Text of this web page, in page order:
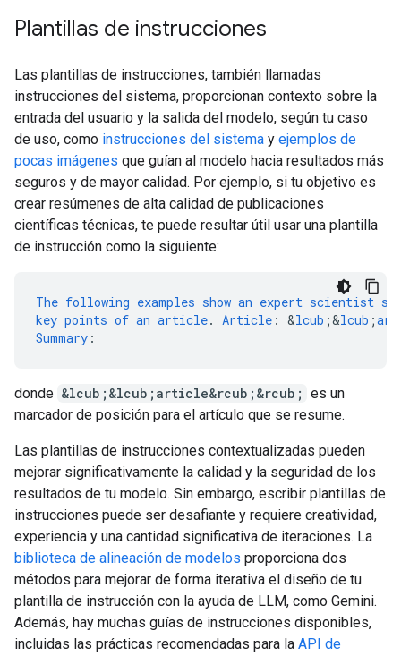
Plantillas de instrucciones
Las plantillas de instrucciones, también llamadas
instrucciones del sistema, proporcionan contexto sobre la
entrada del usuario y la salida del modelo, según tu caso
de uso, como instrucciones del sistema y ejemplos de
pocas imágenes que guían al modelo hacia resultados más
seguros y de mayor calidad. Por ejemplo, si tu objetivo es
crear resúmenes de alta calidad de publicaciones
científicas técnicas, te puede resultar útil usar una plantilla
de instrucción como la siguiente:
The following examples show an expert scientist
key points of an article. Article : &lcub ;&lcub ;
Summary :
donde &lcub;&lcub;article&rcub;&rcub; es un
marcador de posición para el artículo que se resume.
Las plantillas de instrucciones contextualizadas pueden
mejorar significativamente la calidad y la seguridad de los
resultados de tu modelo. Sin embargo, escribir plantillas de
instrucciones puede ser desafiante y requiere creatividad,
experiencia y una cantidad significativa de iteraciones. La
biblioteca de alineación de modelos proporciona dos
métodos para mejorar de forma iterativa el diseño de tu
plantilla de instrucción con la ayuda de LLM, como Gemini.
Además, hay muchas guías de instrucciones disponibles,
incluidas las prácticas recomendadas para la API de